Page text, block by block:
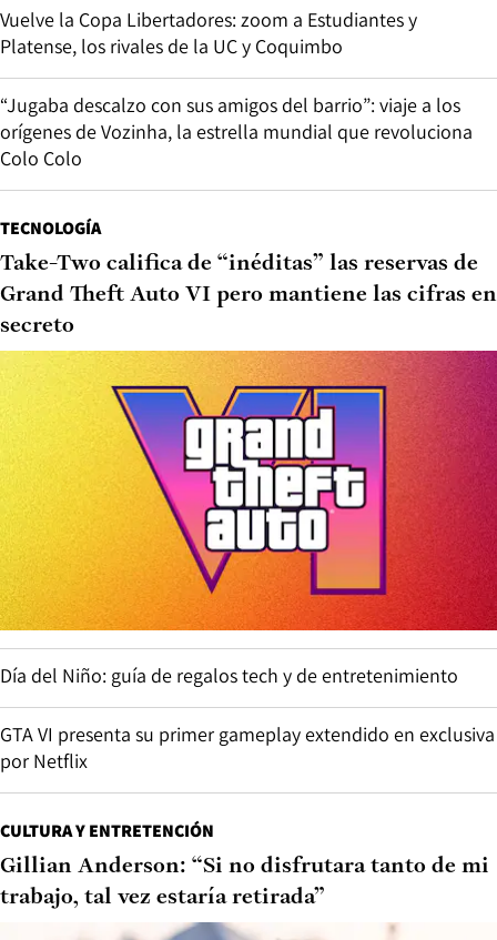
Vuelve la Copa Libertadores: zoom a Estudiantes y
Platense, los rivales de la UC y Coquimbo
“Jugaba descalzo con sus amigos del barrio”: viaje a los
orígenes de Vozinha, la estrella mundial que revoluciona
Colo Colo
TECNOLOGÍA
Take-Two califica de “inéditas” las reservas de
Grand Theft Auto VI pero mantiene las cifras en
secreto
Día del Niño: guía de regalos tech y de entretenimiento
GTA VI presenta su primer gameplay extendido en exclusiva
por Netflix
CULTURA Y ENTRETENCIÓN
Gillian Anderson: “Si no disfrutara tanto de mi
trabajo, tal vez estaría retirada”